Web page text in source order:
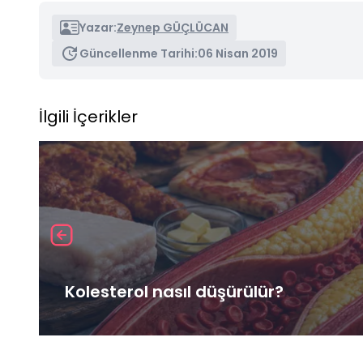
Yazar:Zeynep GÜÇLÜCAN
Güncellenme Tarihi:06 Nisan 2019
İlgili İçerikler
Kolesterol nasıl düşürülür?